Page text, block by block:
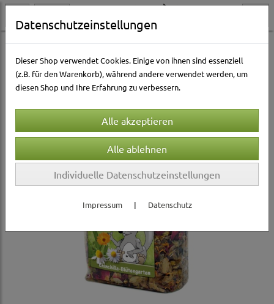
Kleintierwelt Kleintierfutter & Snacks Chinchilla
Datenschutzeinstellungen
Dieser Shop verwendet Cookies. Einige von ihnen sind essenziell
(z.B. für den Warenkorb), während andere verwendet werden, um
diesen Shop und Ihre Erfahrung zu verbessern.
Individuelle Datenschutzeinstellungen
Impressum | Datenschutz